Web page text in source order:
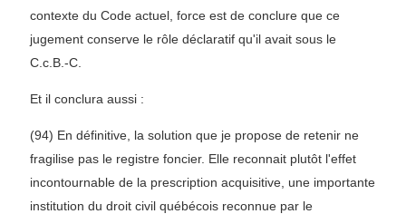
contexte du Code actuel, force est de conclure que ce
jugement conserve le rôle déclaratif qu'il avait sous le
C.c.B.-C.
Et il conclura aussi :
(94) En définitive, la solution que je propose de retenir ne
fragilise pas le registre foncier. Elle reconnait plutôt l'effet
incontournable de la prescription acquisitive, une importante
institution du droit civil québécois reconnue par le